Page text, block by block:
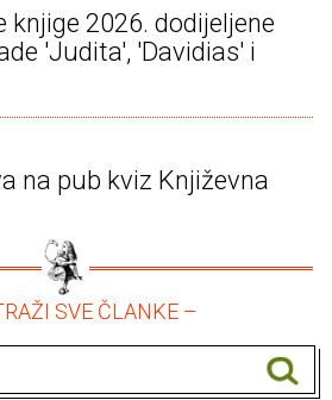
knjige 2026. dodijeljene
'Judita', 'Davidias' i
na pub kviz Književna
SVE ČLANKE –